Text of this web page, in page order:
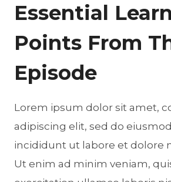
Essential
Points From
Episode
Lorem ipsum dolor sit amet,
adipiscing elit, sed do
incididunt ut labore et dolore
Ut enim ad minim veniam,